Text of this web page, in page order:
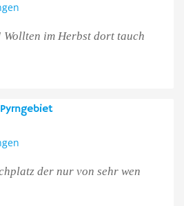
im Herbst dort tauch
der nur von sehr wen